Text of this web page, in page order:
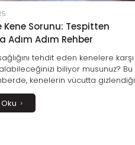
Kene Sorunu: Tespitten
Adım Adım Rehber
tehdit eden kenelere karşı
biliyor musunuz? Bu
kenelerin vücutta gizlendiği
çıkarma yöntemlerine ve
yollarına kadar her şeyi
Patili dostunuzun güvenliği için
Oku